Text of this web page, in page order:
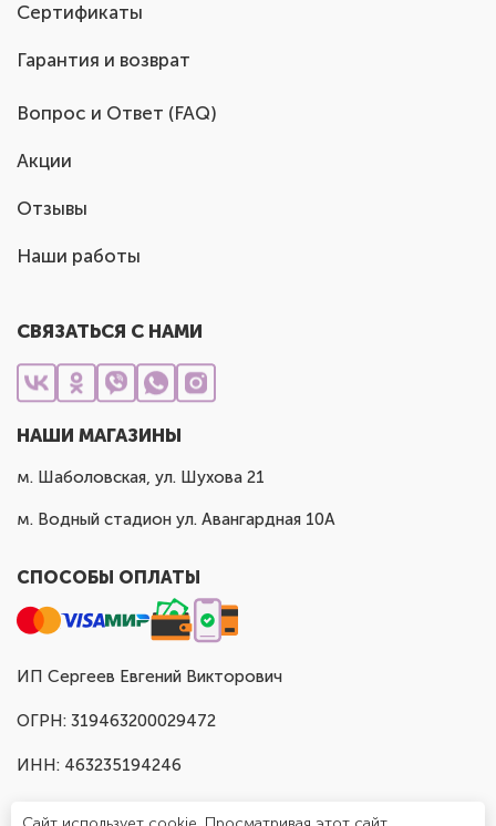
Сертификаты
Гарантия и возврат
Вопрос и Ответ (FAQ)
Акции
Отзывы
Наши работы
СВЯЗАТЬСЯ С НАМИ
НАШИ МАГАЗИНЫ
м. Шаболовская, ул. Шухова 21
м. Водный стадион ул. Авангардная 10А
СПОСОБЫ ОПЛАТЫ
ИП Сергеев Евгений Викторович
ОГРН: 319463200029472
ИНН: 463235194246